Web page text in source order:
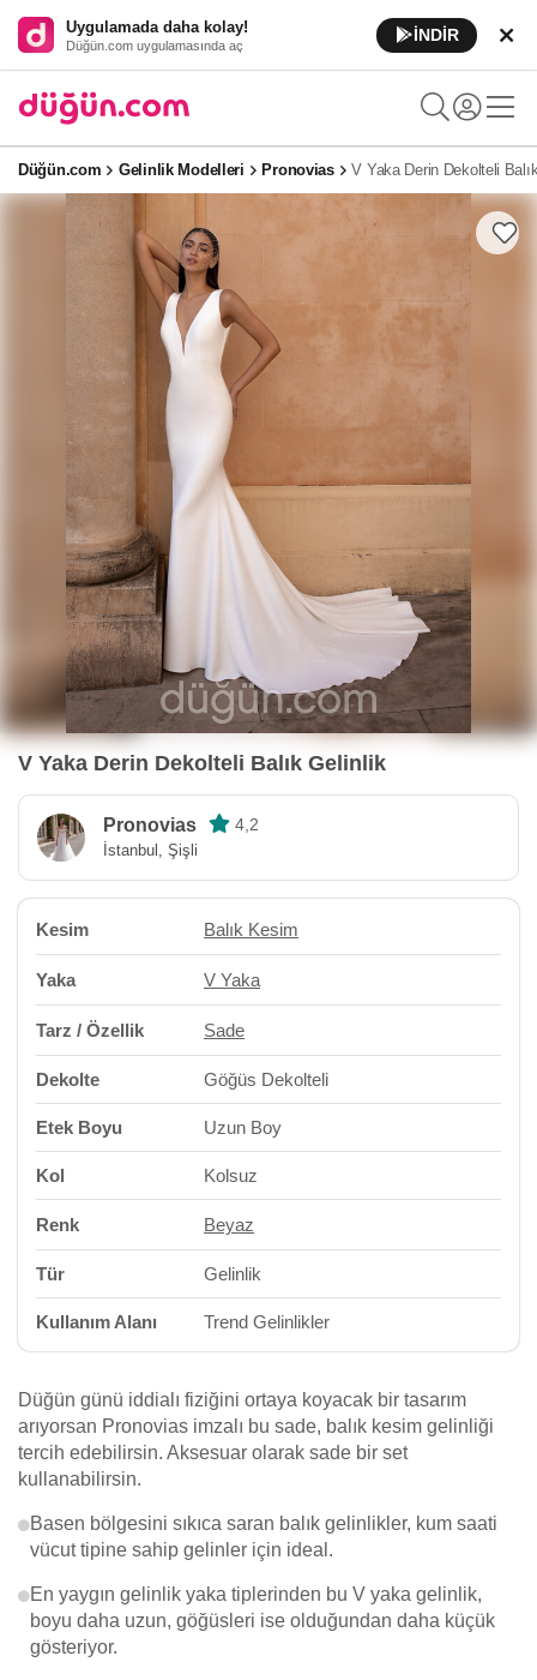
Uygulamada daha kolay!
Düğün.com uygulamasında aç
İNDİR
Düğün.com Gelinlik Modelleri Pronovias V Yaka Derin Dekolteli
V Yaka Derin Dekolteli Balık Gelinlik
Pronovias 4,2
İstanbul, Şişli
Kesim Balık Kesim
Yaka V Yaka
Tarz / Özellik Sade
Dekolte Göğüs Dekolteli
Etek Boyu Uzun Boy
Kol Kolsuz
Renk Beyaz
Tür Gelinlik
Kullanım Alanı Trend Gelinlikler
Düğün günü iddialı fiziğini ortaya koyacak bir tasarım
arıyorsan Pronovias imzalı bu sade, balık kesim gelinliği
tercih edebilirsin. Aksesuar olarak sade bir set
kullanabilirsin.
Basen bölgesini sıkıca saran balık gelinlikler, kum saati
vücut tipine sahip gelinler için ideal.
En yaygın gelinlik yaka tiplerinden bu V yaka gelinlik,
boyu daha uzun, göğüsleri ise olduğundan daha küçük
gösteriyor.